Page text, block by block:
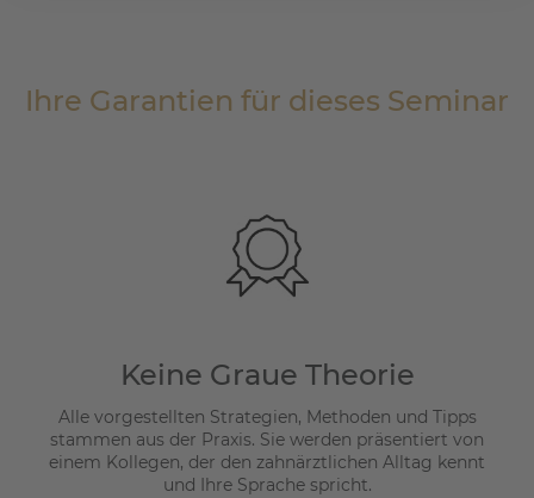
Ihre Garantien für dieses Seminar
Keine Graue Theorie
Alle vorgestellten Strategien, Methoden und Tipps
stammen aus der Praxis. Sie werden präsentiert von
einem Kollegen, der den zahnärztlichen Alltag kennt
und Ihre Sprache spricht.